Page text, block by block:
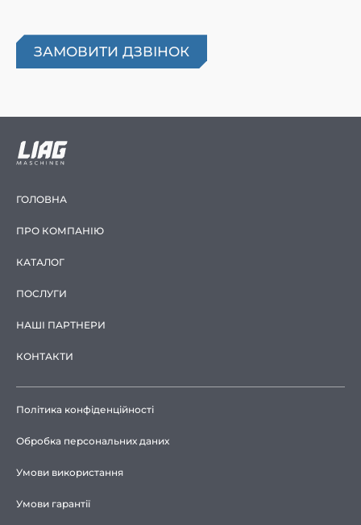
ГОЛОВНА
ПРО КОМПАНІЮ
КАТАЛОГ
ПОСЛУГИ
НАШІ ПАРТНЕРИ
КОНТАКТИ
Політика конфіденційності
Обробка персональних даних
Умови використання
Умови гарантії